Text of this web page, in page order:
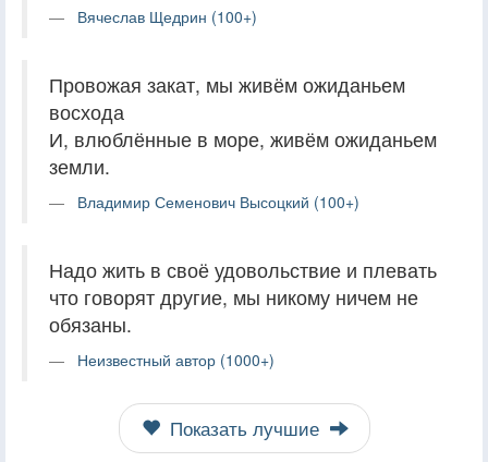
Вячеслав Щедрин (100+)
Провожая закат, мы живём ожиданьем
восхода
И, влюблённые в море, живём ожиданьем
земли.
Владимир Семенович Высоцкий (100+)
Надо жить в своё удовольствие и плевать
что говорят другие, мы никому ничем не
обязаны.
Неизвестный автор (1000+)
Показать лучшие